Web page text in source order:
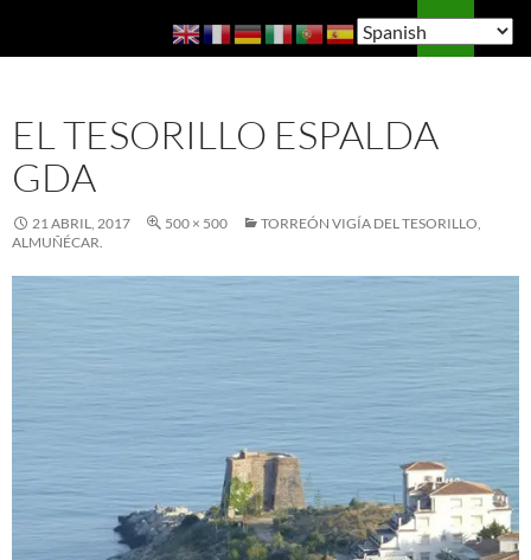
Guía de Almuñécar
EL TESORILLO ESPALDA
GDA
21 ABRIL, 2017 500 × 500
TORREÓN VIGÍA DEL TESORILLO,
ALMUÑÉCAR.